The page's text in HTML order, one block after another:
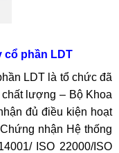
cổ phần LDT
LDT là tổ chức đã
lượng – Bộ Khoa
đủ điều kiện hoạt
nhận Hệ thống
ISO 22000/ISO